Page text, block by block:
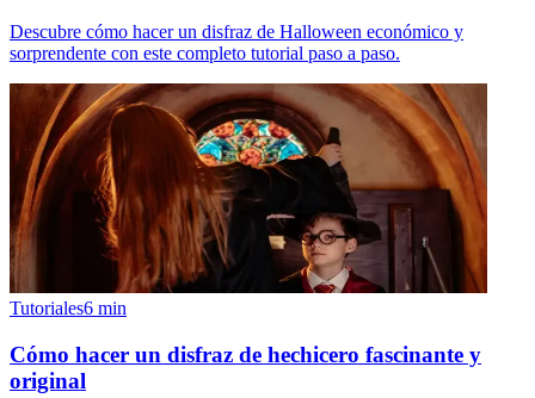
Descubre cómo hacer un disfraz de Halloween económico y
sorprendente con este completo tutorial paso a paso.
Tutoriales6 min
Cómo hacer un disfraz de hechicero fascinante y
original